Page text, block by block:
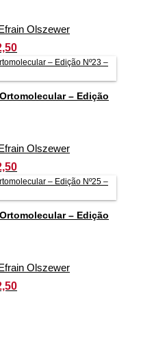
Olszewer
– Edição
Olszewer
– Edição
Olszewer